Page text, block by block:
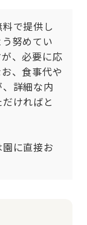
で提供し
努めてい
、必要に応
、食事代や
詳細な内
ければと
に直接お